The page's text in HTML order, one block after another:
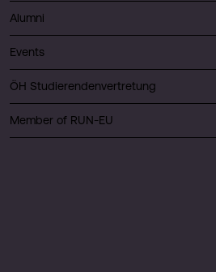
Alumni
Events
ÖH Studierendenvertretung
Member of RUN-EU